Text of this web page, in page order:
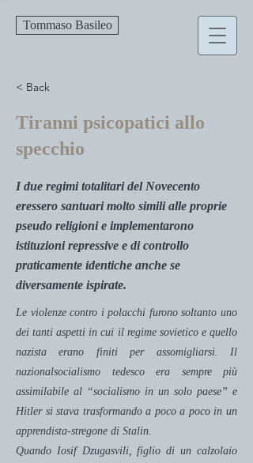
Tommaso Basileo
< Back
Tiranni psicopatici allo
specchio
I due regimi totalitari del Novecento
eressero santuari molto simili alle proprie
pseudo religioni e implementarono
istituzioni repressive e di controllo
praticamente identiche anche se
diversamente ispirate.
Le violenze contro i polacchi furono soltanto uno
dei tanti aspetti in cui il regime sovietico e quello
nazista erano finiti per assomigliarsi. Il
nazionalsocialismo tedesco era sempre più
assimilabile al “socialismo in un solo paese” e
Hitler si stava trasformando a poco a poco in un
apprendista-stregone di Stalin.
Quando Iosif Dzugasvili, figlio di un calzolaio